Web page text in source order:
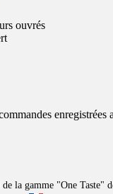
ouvrés
la gamme "One Taste"